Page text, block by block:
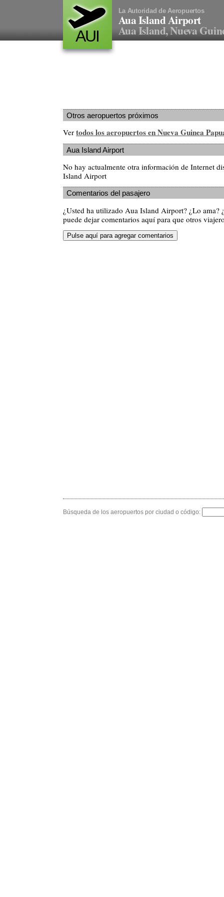
AUI
La Autoridad de Aeropuertos
Aua Island Airport
Aua Island, Nueva
Otros aeropuertos próximos
Ver todos los aeropuertos en Nueva Guinea
Aua Island Airport
No hay actualmente otra información de Internet
Island Airport
Comentarios del pasajero
¿Usted ha utilizado Aua Island Airport? ¿Lo ama?
puede dejar comentarios aquí para que otros
Búsqueda de los aeropuertos por ciudad o código: